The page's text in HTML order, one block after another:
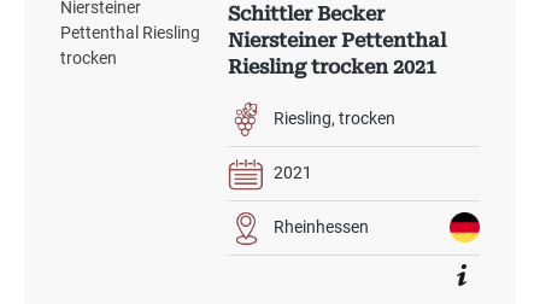
Schittler Becker
Niersteiner Pettenthal
Riesling trocken 2021
Riesling trocken
2021
Rheinhessen